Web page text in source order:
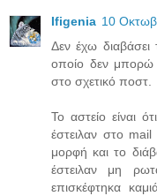
Ifigenia 10
Δεν έχω
οποίο δεν μπορώ
στο σχετικό ποστ.
Το αστείο είναι
έστειλαν στο
μορφή και το
έστειλαν μη
επισκέφτηκα